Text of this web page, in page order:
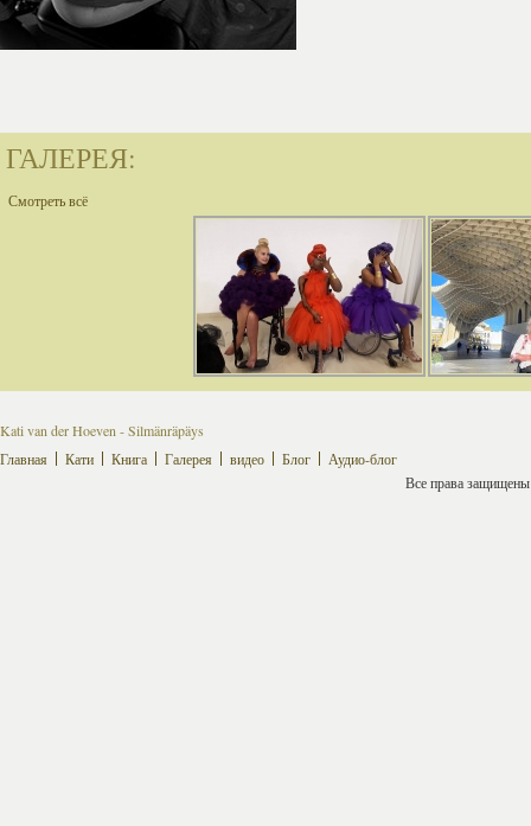
ГАЛЕРЕЯ:
Смотреть всё
Kati van der Hoeven - Silmänräpäys
Главная
Кати Книга Галерея видео Блог
Аудио-блог
Все права